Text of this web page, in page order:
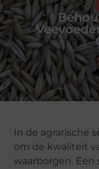
In de agrarische
om de kwaliteit
waarborgen. Een